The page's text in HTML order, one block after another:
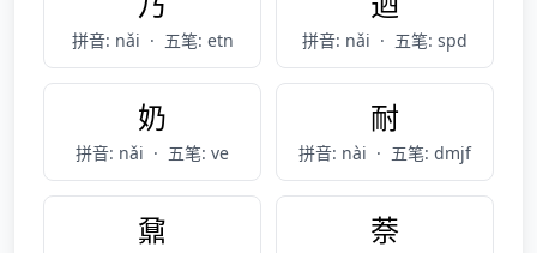
拼音: nǎi · 五笔: etn 拼音: nǎi · 五笔: spd
奶
拼音: nǎi · 五笔: ve
耐
拼音: nài · 五笔: dmjf
鼐 萘